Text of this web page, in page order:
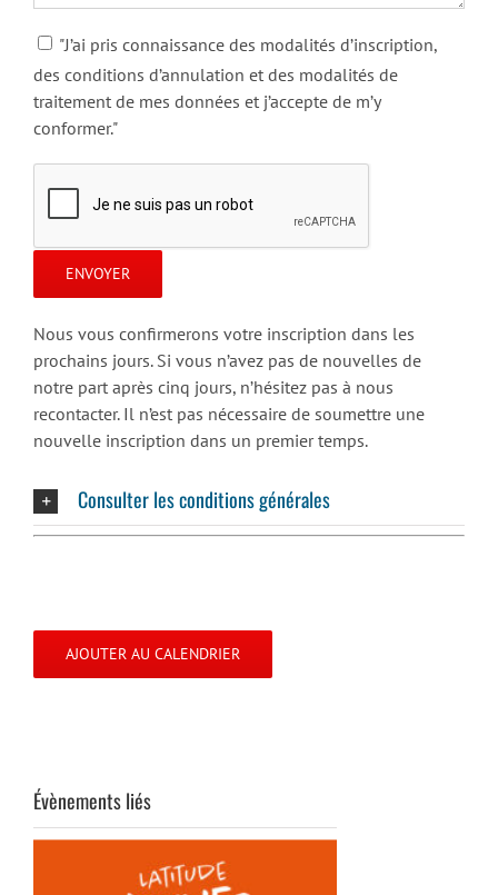
"J’ai pris connaissance des modalités d’inscription,
des conditions d’annulation et des modalités de
traitement de mes données et j’accepte de m’y
conformer."
Nous vous confirmerons votre inscription dans les
prochains jours. Si vous n’avez pas de nouvelles de
notre part après cinq jours, n’hésitez pas à nous
recontacter. Il n’est pas nécessaire de soumettre une
nouvelle inscription dans un premier temps.
Consulter les conditions générales
AJOUTER AU CALENDRIER
Évènements liés